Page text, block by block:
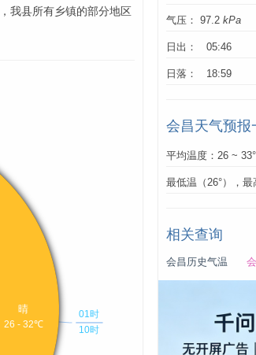
我县所有乡镇的部分地区
气压： 97.2 kPa
日出： 05:46
日落： 18:59
会昌天气预报
平均温度：26 ~
最低温（26°），最
相关查询
会昌历史气温